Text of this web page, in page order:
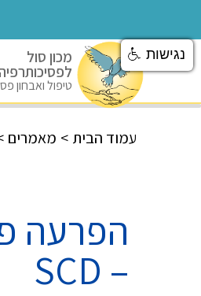
מכון סול
לפסיכותרפיה
טיפול ואבחון
מאמרים > עמוד הבית
הפרעה
– SCD
נגישות